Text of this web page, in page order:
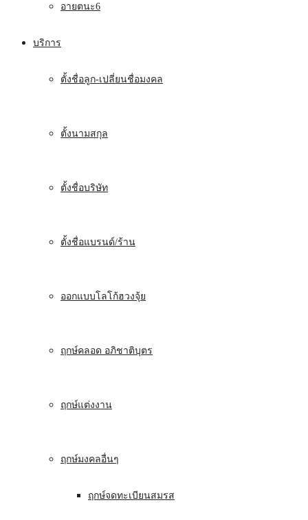
อายตนะ6
บริการ
ตั้งชื่อลูก-เปลี่ยนชื่อมงคล
ตั้งนามสกุล
ตั้งชื่อบริษัท
ตั้งชื่อแบรนด์/ร้าน
ออกแบบโลโก้ฮวงจุ้ย
ฤกษ์คลอด อภิชาติบุตร
ฤกษ์แต่งงาน
ฤกษ์มงคลอื่นๆ
ฤกษ์จดทะเบียนสมรส